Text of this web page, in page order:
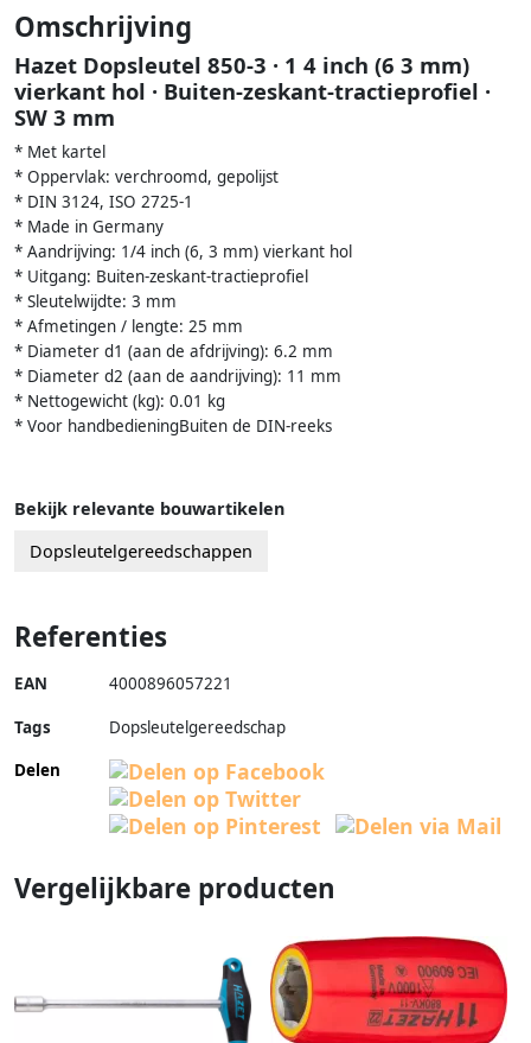
Omschrijving
Hazet Dopsleutel 850-3 · 1 4 inch (6 3 mm)
vierkant hol · Buiten-zeskant-tractieprofiel ·
SW 3 mm
* Met kartel
* Oppervlak: verchroomd, gepolijst
* DIN 3124, ISO 2725-1
* Made in Germany
* Aandrijving: 1/4 inch (6, 3 mm) vierkant hol
* Uitgang: Buiten-zeskant-tractieprofiel
* Sleutelwijdte: 3 mm
* Afmetingen / lengte: 25 mm
* Diameter d1 (aan de afdrijving): 6.2 mm
* Diameter d2 (aan de aandrijving): 11 mm
* Nettogewicht (kg): 0.01 kg
* Voor handbedieningBuiten de DIN-reeks
Bekijk relevante bouwartikelen
Dopsleutelgereedschappen
Referenties
EAN 4000896057221
Tags
Dopsleutelgereedschap
Delen
Vergelijkbare producten